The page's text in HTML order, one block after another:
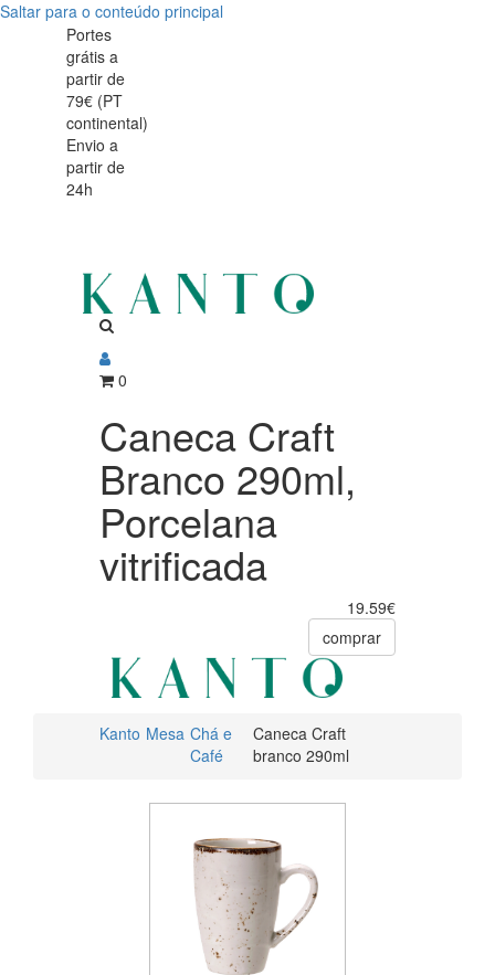
Saltar para o conteúdo principal
Caneca
Craft
Branco
290ml,
Porcelana
vitrificada
Caneca
Craft
Branco
290ml,
Porcelana
Portes
grátis a
partir de
79€ (PT
continental)
Envio a
partir de
24h
0
Caneca Craft
Branco 290ml,
Porcelana
vitrificada
19.59€
comprar
Kanto Mesa Chá e
Café
Caneca Craft
branco 290ml